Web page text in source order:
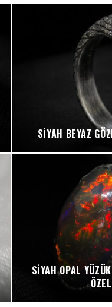
SIYAH BEYAZ
SIYAH OPAL